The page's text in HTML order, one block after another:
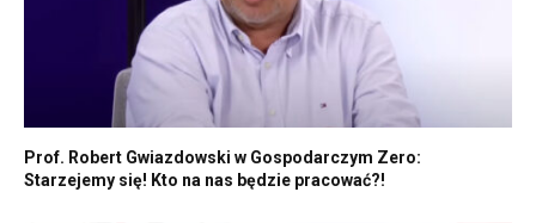
Prof. Robert Gwiazdowski w Gospodarczym Zero:
Starzejemy się! Kto na nas będzie pracować?!